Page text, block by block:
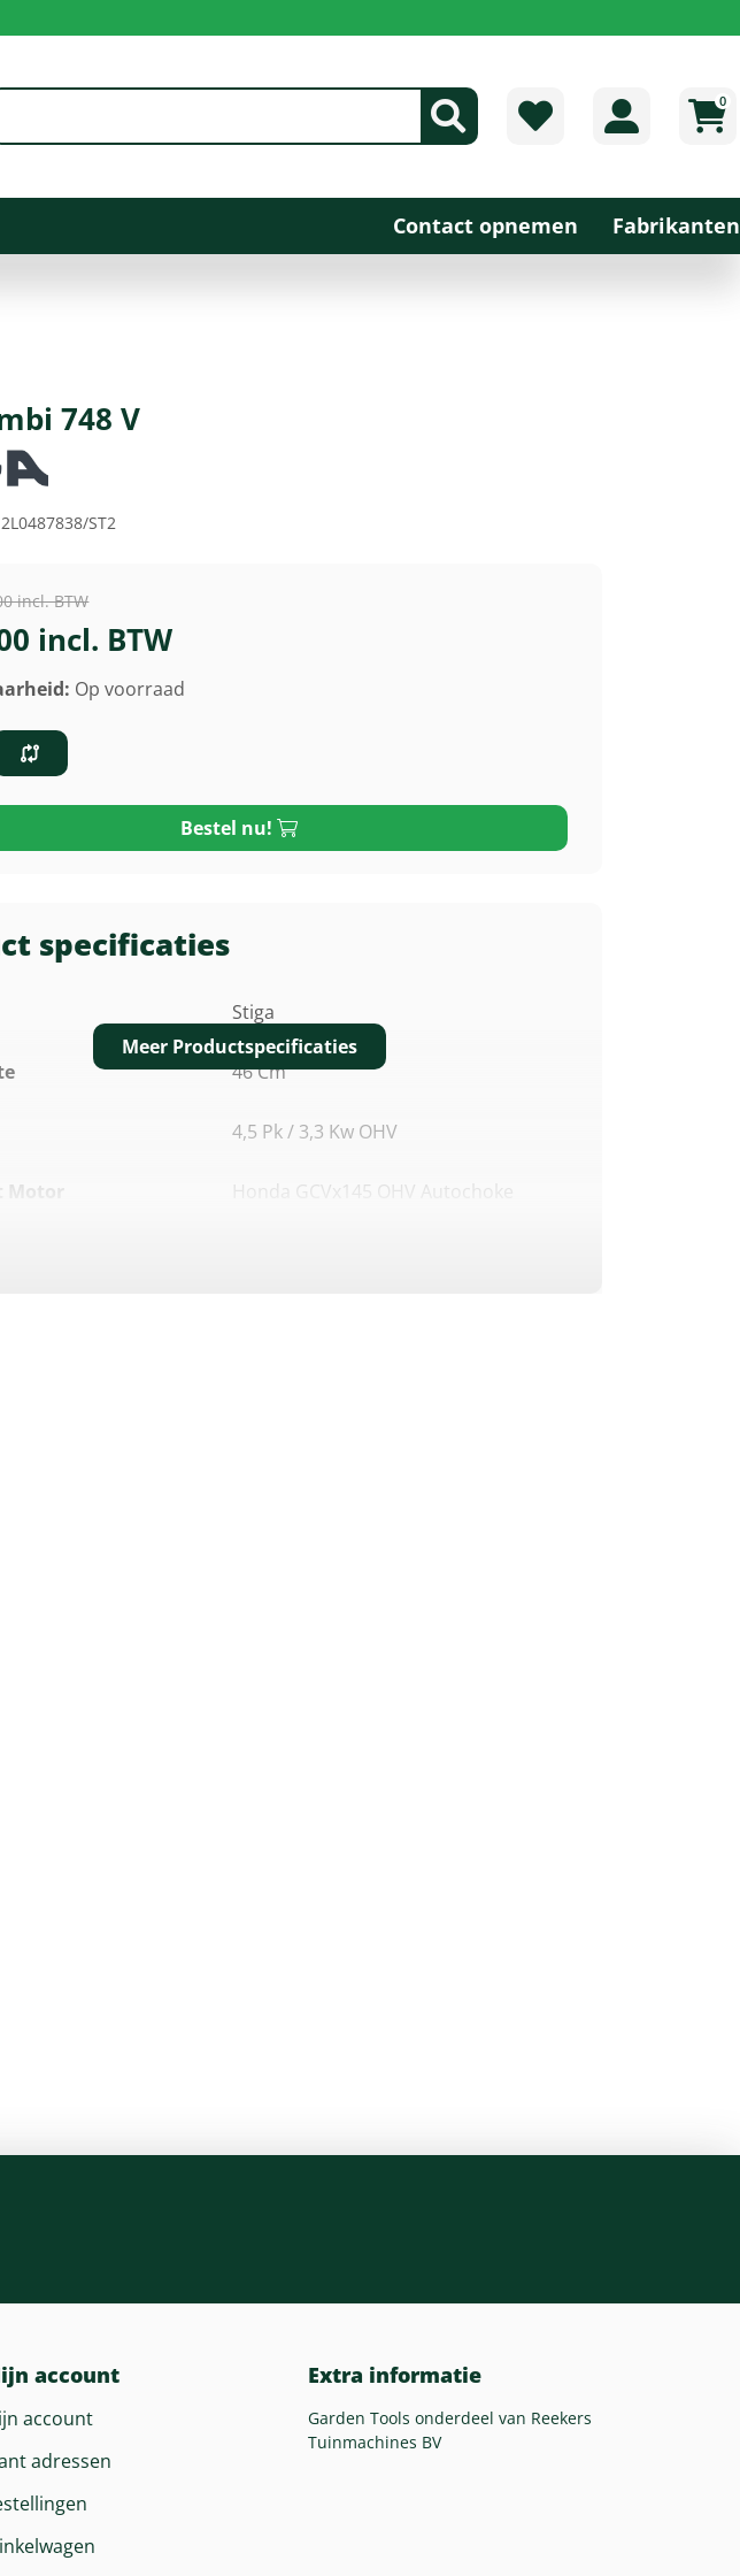
0
Contact opnemen Fabrikanten
748 V
2L0487838/ST2
incl. BTW
incl. BTW
Op voorraad
Bestel nu!
specificaties
Stiga
46 Cm
4,5 Pk / 3,3 Kw OHV
Honda GCVx145 OHV Autochoke
Meer Productspecificaties
account
account
adressen
Extra informatie
Garden Tools onderdeel van Reekers
Tuinmachines BV